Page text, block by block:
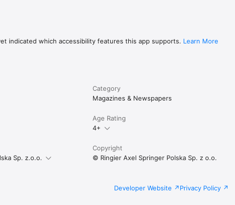
indicated which accessibility features this app supports. Learn More
Category
Magazines & Newspapers
Age Rating
4+
Sp. z.o.o.
Copyright
© Ringier Axel Springer Polska Sp. z o.o.
Developer Website Privacy Policy